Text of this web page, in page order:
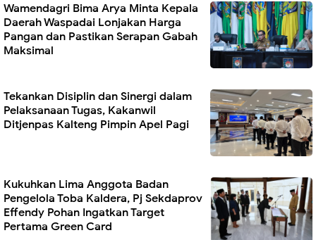
Wamendagri Bima Arya Minta Kepala
Daerah Waspadai Lonjakan Harga
Pangan dan Pastikan Serapan Gabah
Maksimal
Tekankan Disiplin dan Sinergi dalam
Pelaksanaan Tugas, Kakanwil
Ditjenpas Kalteng Pimpin Apel Pagi
Kukuhkan Lima Anggota Badan
Pengelola Toba Kaldera, Pj Sekdaprov
Effendy Pohan Ingatkan Target
Pertama Green Card